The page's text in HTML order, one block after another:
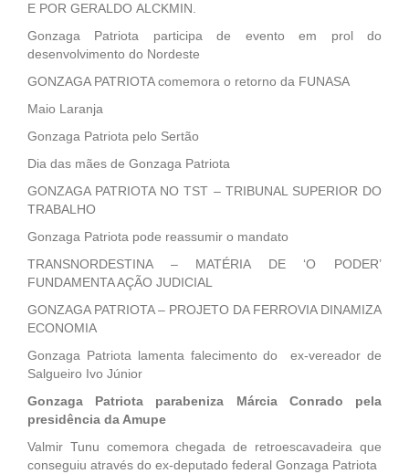
E POR GERALDO ALCKMIN.
Gonzaga Patriota participa de evento em prol do
desenvolvimento do Nordeste
GONZAGA PATRIOTA comemora o retorno da FUNASA
Maio Laranja
Gonzaga Patriota pelo Sertão
Dia das mães de Gonzaga Patriota
GONZAGA PATRIOTA NO TST – TRIBUNAL SUPERIOR DO
TRABALHO
Gonzaga Patriota pode reassumir o mandato
TRANSNORDESTINA – MATÉRIA DE ‘O PODER’
FUNDAMENTA AÇÃO JUDICIAL
GONZAGA PATRIOTA – PROJETO DA FERROVIA DINAMIZA
ECONOMIA
Gonzaga Patriota lamenta falecimento do ex-vereador de
Salgueiro Ivo Júnior
Gonzaga Patriota parabeniza Márcia Conrado pela
presidência da Amupe
Valmir Tunu comemora chegada de retroescavadeira que
conseguiu através do ex-deputado federal Gonzaga Patriota